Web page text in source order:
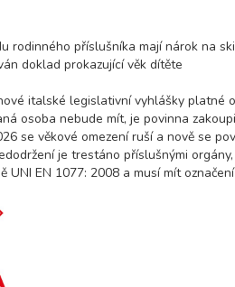
rodinného příslušníka mají nárok na
doklad prokazující věk dítěte
italské legislativní vyhlášky platné
osoba nebude mít, je povinna
se věkové omezení ruší a nově se
je trestáno příslušnými
EN 1077: 2008 a musí mít označení